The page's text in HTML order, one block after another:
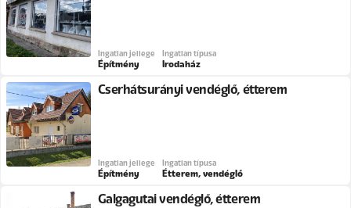
Ingatlan jellege
Építmény
Ingatlan típusa
Irodaház
Cserhátsurányi vendéglő, étterem
Ingatlan jellege
Építmény
Ingatlan típusa
Étterem, vendéglő
Galgagutai vendéglő, étterem